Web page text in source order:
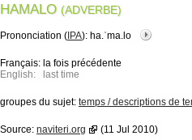
HAMALO (ADVERBE)
Prononciation ( IPA): ha.ˈma.lo
Français: la fois précédente
English:
last time
groupes du sujet: temps / descriptions de
Source: naviteri.org (11 Jul 2010)